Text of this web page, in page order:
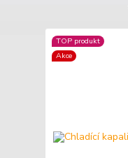
TOP produkt
Akce